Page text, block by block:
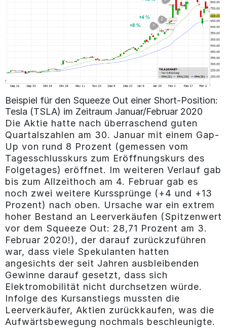
Beispiel für den Squeeze Out einer Short-Position:
Tesla (TSLA) im Zeitraum Januar/Februar 2020
Die Aktie hatte nach überraschend guten
Quartalszahlen am 30. Januar mit einem Gap-
Up von rund 8 Prozent (gemessen vom
Tagesschlusskurs zum Eröffnungskurs des
Folgetages) eröffnet. Im weiteren Verlauf gab
bis zum Allzeithoch am 4. Februar gab es
noch zwei weitere Kurssprünge (+4 und +13
Prozent) nach oben. Ursache war ein extrem
hoher Bestand an Leerverkäufen (Spitzenwert
vor dem Squeeze Out: 28,71 Prozent am 3.
Februar 2020!), der darauf zurückzuführen
war, dass viele Spekulanten hatten
angesichts der seit Jahren ausbleibenden
Gewinne darauf gesetzt, dass sich
Elektromobilität nicht durchsetzen würde.
Infolge des Kursanstiegs mussten die
Leerverkäufer, Aktien zurückkaufen, was die
Aufwärtsbewegung nochmals beschleunigte.